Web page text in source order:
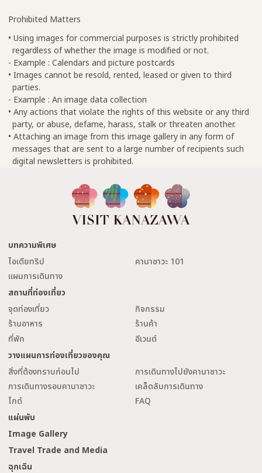
Prohibited Matters
• Using images for commercial purposes is strictly prohibited
regardless of whether the image is modified or not.
- Example : Calendars and picture postcards
• Images cannot be resold, rented, leased or given to third
parties.
- Example : An image data collection
• Any actions that violate the rights of this website or any third
party, or abuse, defame, harass, stalk or threaten another.
• Attaching an image from this image gallery in any form of
messages that are sent to a large number of recipients such
digital newsletters is prohibited.
บทความพิเศษ
ไอเดียทริป
คานาซาวะ 101
แผนการเดินทาง
สถานที่ท่องเที่ยว
จุดท่องเที่ยว
กิจกรรม
ร้านอาหาร
ร้านค้า
ที่พัก
อีเวนต์
วางแผนการท่องเที่ยวของคุณ
สิ่งที่ต้องทราบก่อนไป
การเดินทางไปยังคานาซาวะ
การเดินทางรอบคานาซาวะ
เคล็ดลับการเดินทาง
ไกด์
FAQ
แผ่นพับ
Image Gallery
Travel Trade and Media
ฉุกเฉิน